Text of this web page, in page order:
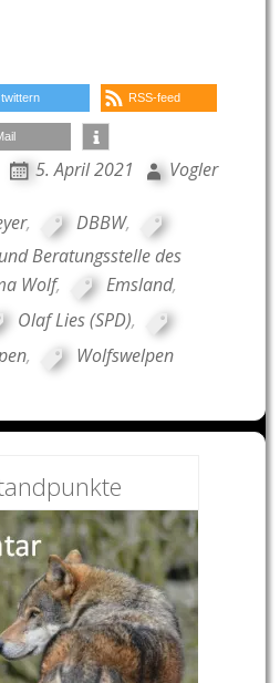
twittern RSS-feed
5. April 2021 Vogler
, DBBW,
Beratungsstelle des
Wolf, Emsland,
Olaf Lies (SPD),
, Wolfswelpen